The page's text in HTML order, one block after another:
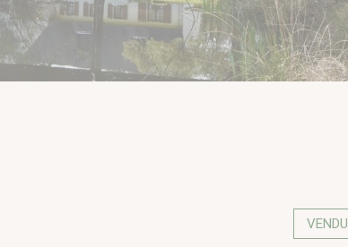
VENDU